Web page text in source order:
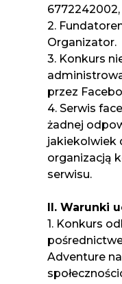
6772242002,
2.
Organizator.
3. Konkurs
przez
4. Serwis
żadnej
jakiekolwiek
organizacją
serwisu.
II. Warunki
1. Konkurs
Adventure